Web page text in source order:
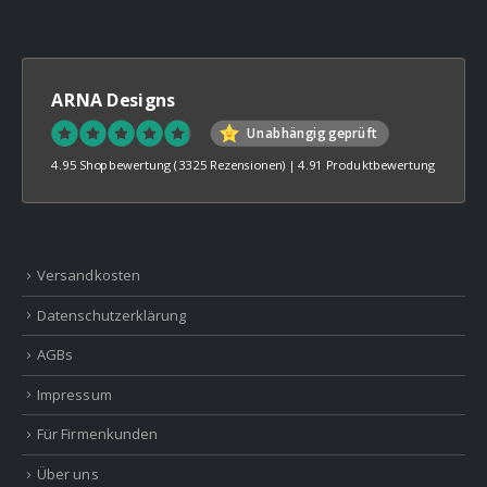
ARNA Designs
Unabhängig geprüft
4.95 Shopbewertung (3325 Rezensionen) |4.91 Produktbewertung
Versandkosten
Datenschutzerklärung
AGBs
Impressum
Für Firmenkunden
Über uns